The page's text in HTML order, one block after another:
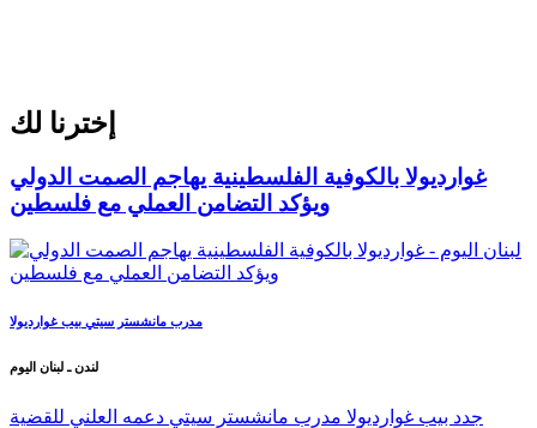
إخترنا لك
ويؤكد التضامن العملي مع فلسطين
مدرب مانشستر سيتي بيب غوارديولا
لندن ـ لبنان اليوم